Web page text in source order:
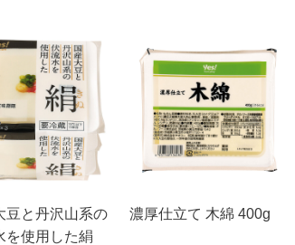
豆と丹沢山系の
を使用した絹
濃厚仕立て 木綿 400g